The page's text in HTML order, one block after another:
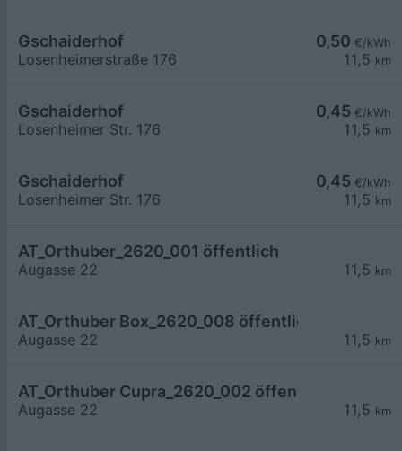
0,50 €/kWh
11,5 km
Gschaiderhof
Losenheimerstraße 176
0,45 €/kWh
11,5 km
Gschaiderhof
Losenheimer Str. 176
0,45 €/kWh
11,5 km
Gschaiderhof
Losenheimer Str. 176
11,5 km
AT_Orthuber_2620_001 öffentlich
Augasse 22
11,5 km
AT_Orthuber Box_2620_008 öffentlich
Augasse 22
11,5 km
AT_Orthuber Cupra_2620_002 öffentlich
Augasse 22